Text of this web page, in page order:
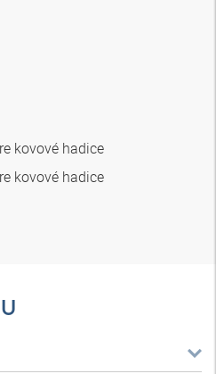
kovové hadice
kovové hadice